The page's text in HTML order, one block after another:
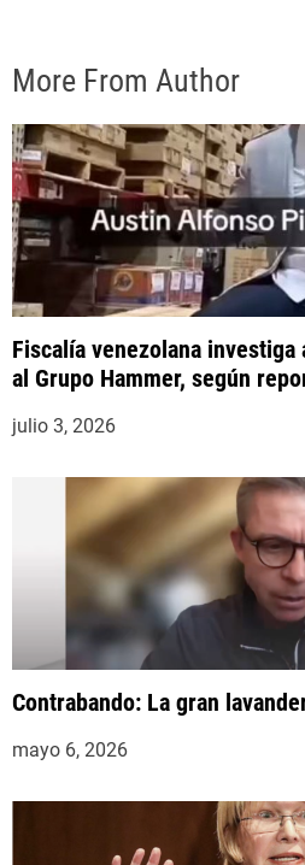
More From Author
Fiscalía venezolana
al Grupo Hammer, según
julio 3, 2026
Contrabando: La gran
mayo 6, 2026